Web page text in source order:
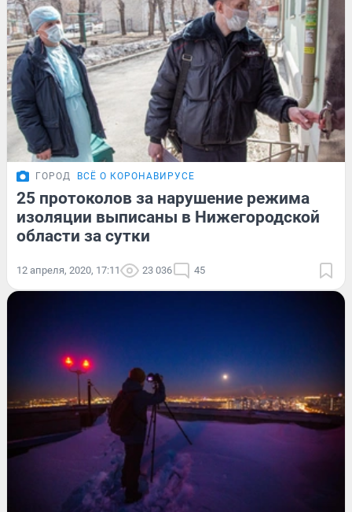
ГОРОД ВСЁ О КОРОНАВИРУСЕ
25 протоколов за нарушение режима
изоляции выписаны в Нижегородской
области за сутки
12 апреля, 2020, 17:11 23 036 45